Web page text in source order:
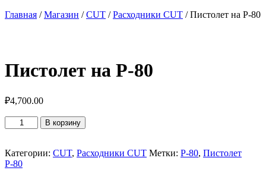
Главная /Магазин /CUT /Расходники CUT / Пистолет на P-80
Пистолет на P-80
₽4,700.00
Количество
товара
на
P-
В корзину
Категории: CUT, Расходники CUT Метки: P-80, Пистолет
Р-80